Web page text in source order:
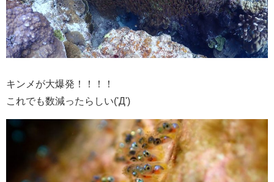
キンメが大爆発！！！！
これでも数減ったらしい('Д')